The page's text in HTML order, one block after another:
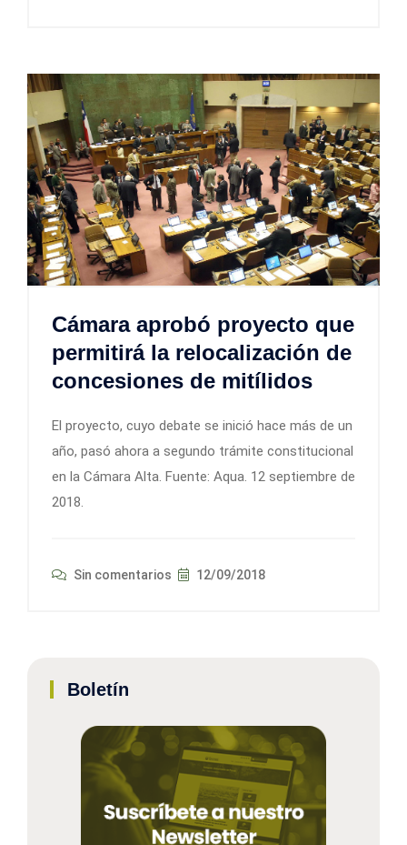
Cámara aprobó proyecto que
permitirá la relocalización de
concesiones de mitílidos
El proyecto, cuyo debate se inició hace más de un
año, pasó ahora a segundo trámite constitucional
en la Cámara Alta. Fuente: Aqua. 12 septiembre de
2018.
Sin comentarios 12/09/2018
Boletín